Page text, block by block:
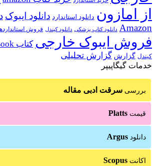
از امازون دانلود استاندارد دانلود ایبوک
Amazon دانلود کتاب پزشکی دانلود کیندل فروش
فروش ایبوک خارجی کتاب eBook
کیندل گزارش گزارش تحلیلی
خدمات گیگاپیپر
بررسی سرقت ادبی مقاله
قیمت Platts
دانلود Argus
اکانت Scopus